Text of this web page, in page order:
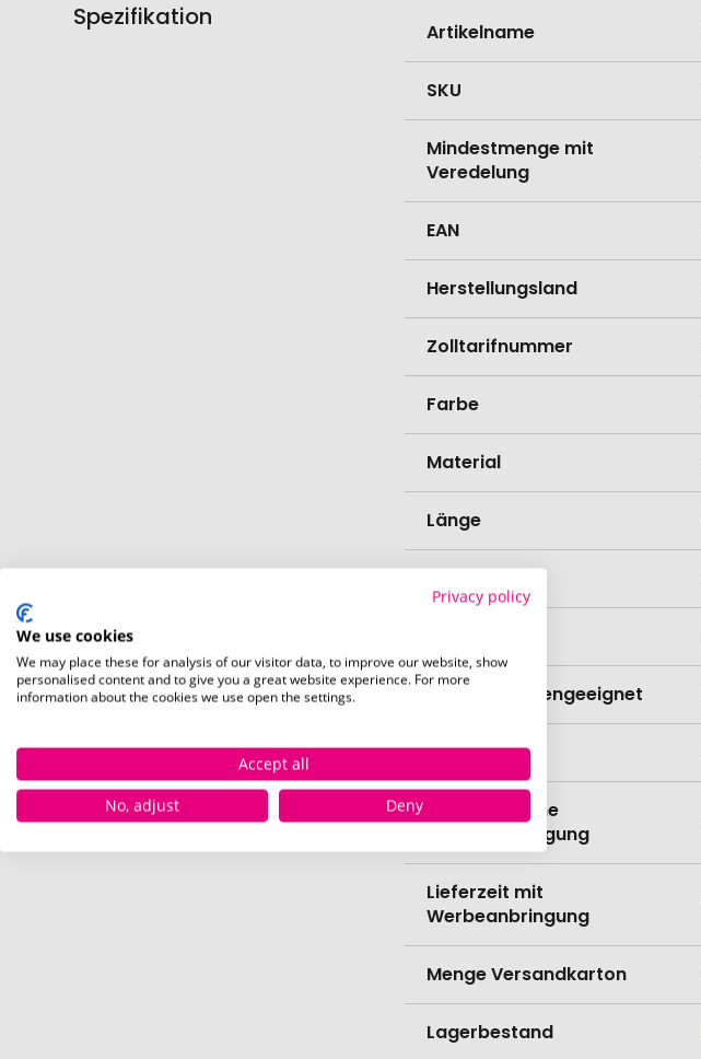
Spezifikation
Informationen
Artikelname
SKU
Mindestmenge mit
Veredelung
EAN
Herstellungsland
Zolltarifnummer
Farbe
Material
Länge
Durchmesser
Spülmaschinengeeignet
Veredelung
Lieferzeit ohne
Werbeanbringung
Lieferzeit mit
Werbeanbringung
Menge Versandkarton
Lagerbestand
Privacy policy
We use cookies
We may place these for analysis of our visitor data, to improve our website, show
personalised content and to give you a great website experience. For more
information about the cookies we use open the settings.
Accept all
No, adjust
Deny